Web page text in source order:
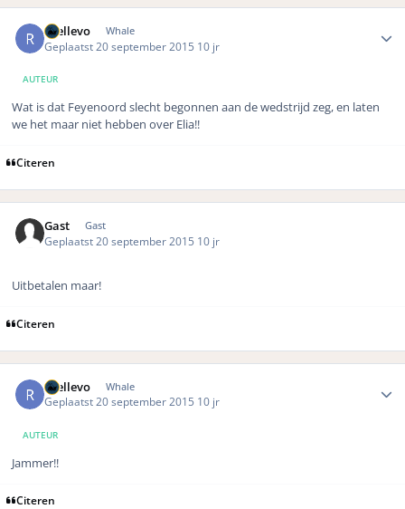
rhellevo Whale
Geplaatst 20 september 2015 10 jr
AUTEUR
Wat is dat Feyenoord slecht begonnen aan de wedstrijd zeg, en laten
we het maar niet hebben over Elia!!
Citeren
Gast Gast
Geplaatst 20 september 2015 10 jr
Uitbetalen maar!
Citeren
rhellevo Whale
Geplaatst20 september 2015 10 jr
AUTEUR
Jammer!!
Citeren